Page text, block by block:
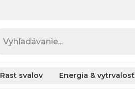
Vyhľadávanie...
Rast svalov Energia & vytrvalosť